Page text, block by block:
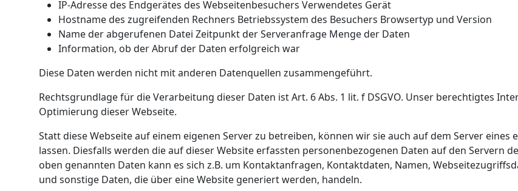
IP-Adresse des Endgerätes des Webseitenbesuchers Verwendetes Gerät
Hostname des zugreifenden Rechners Betriebssystem des Besuchers Browsertyp und Version
Name der abgerufenen Datei Zeitpunkt der Serveranfrage Menge der Daten
Information, ob der Abruf der Daten erfolgreich war
Diese Daten werden nicht mit anderen Datenquellen zusammengeführt.
Rechtsgrundlage für die Verarbeitung dieser Daten ist Art. 6 Abs. 1 lit. f DSGVO. Unser berechtigtes
Optimierung dieser Webseite.
Statt diese Webseite auf einem eigenen Server zu betreiben, können wir sie auch auf dem Server
lassen. Diesfalls werden die auf dieser Website erfassten personenbezogenen Daten auf den Servern
oben genannten Daten kann es sich z.B. um Kontaktanfragen, Kontaktdaten, Namen,
und sonstige Daten, die über eine Website generiert werden, handeln.